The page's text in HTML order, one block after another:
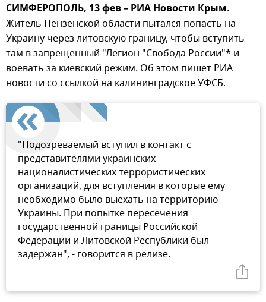
СИМФЕРОПОЛЬ, 13 фев – РИА Новости Крым.
Житель Пензенской области пытался попасть на
Украину через литовскую границу, чтобы вступить
там в запрещенный "Легион "Свобода России"* и
воевать за киевский режим. Об этом пишет РИА
новости со ссылкой на калининградское УФСБ.
"Подозреваемый вступил в контакт с
представителями украинских
националистических террористических
организаций, для вступления в которые ему
необходимо было выехать на территорию
Украины. При попытке пересечения
государственной границы Российской
Федерации и Литовской Республики был
задержан", - говорится в релизе.